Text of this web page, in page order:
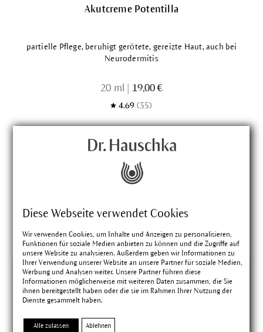
Diese Webseite verwendet Cookies
Wir verwenden Cookies, um Inhalte und Anzeigen zu personalisieren,
Funktionen für soziale Medien anbieten zu können und die Zugriffe auf
unsere Website zu analysieren. Außerdem geben wir Informationen zu
Ihrer Verwendung unserer Website an unsere Partner für soziale Medien,
Werbung und Analysen weiter. Unsere Partner führen diese
Informationen möglicherweise mit weiteren Daten zusammen, die Sie
ihnen bereitgestellt haben oder die sie im Rahmen Ihrer Nutzung der
Dienste gesammelt haben.
Alle zulassen Ablehnen
Akutcreme Potentilla
partielle Pflege, beruhigt gerötete, gereizte Haut, auch bei
Neurodermitis
20 ml 19,00 €
4.69 (35)
Das könnte Dich interessieren